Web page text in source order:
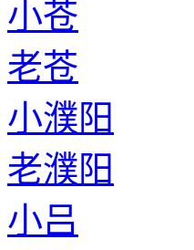
小苍
老苍
小濮阳
老濮阳
小吕